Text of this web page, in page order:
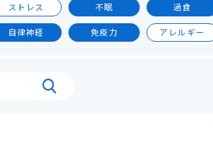
ストレス 不眠 過食
自律神経 免疫力 アレルギー